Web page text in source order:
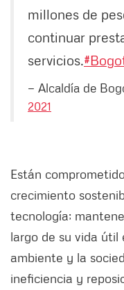
millones de
continuar
servicios.
— Alcaldía de
2021
Están
crecimiento
tecnología;
largo de su vida útil
ambiente y la
ineficiencia y